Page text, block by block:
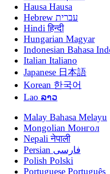
Hausa Hausa
Hebrew עברית
Hindi हिन्दी
Hungarian Magyar
Indonesian Bahasa
Italian Italiano
Japanese 日本語
Korean 한국어
Lao ລາວ
Malay Bahasa Melayu
Mongolian Монгол
Nepali नेपाली
Persian فارسی
Polish Polski
Portuguese Português